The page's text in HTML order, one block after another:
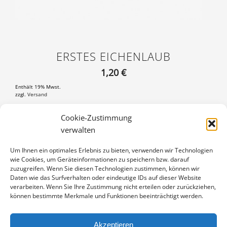
Cookie-Zustimmung
verwalten
Um Ihnen ein optimales Erlebnis zu bieten, verwenden wir Technologien
wie Cookies, um Geräteinformationen zu speichern bzw. darauf
zuzugreifen. Wenn Sie diesen Technologien zustimmen, können wir
Daten wie das Surfverhalten oder eindeutige IDs auf dieser Website
verarbeiten. Wenn Sie Ihre Zustimmung nicht erteilen oder zurückziehen,
können bestimmte Merkmale und Funktionen beeinträchtigt werden.
Akzeptieren
ERSTES EICHENLAUB
1,20 €
Enthält 19% Mwst.
zzgl. Versand
MENGE
IN DEN WARENKORB
Artikelnummer:PK-16040406
Kategorie: Weitere Motive